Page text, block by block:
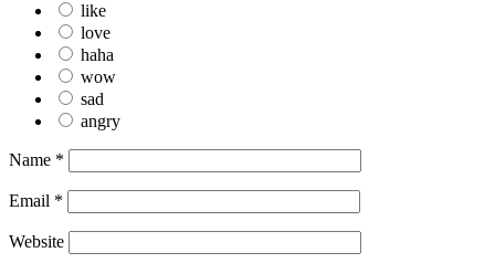
like
love
haha
wow
sad
angry
Name *
Email *
Website